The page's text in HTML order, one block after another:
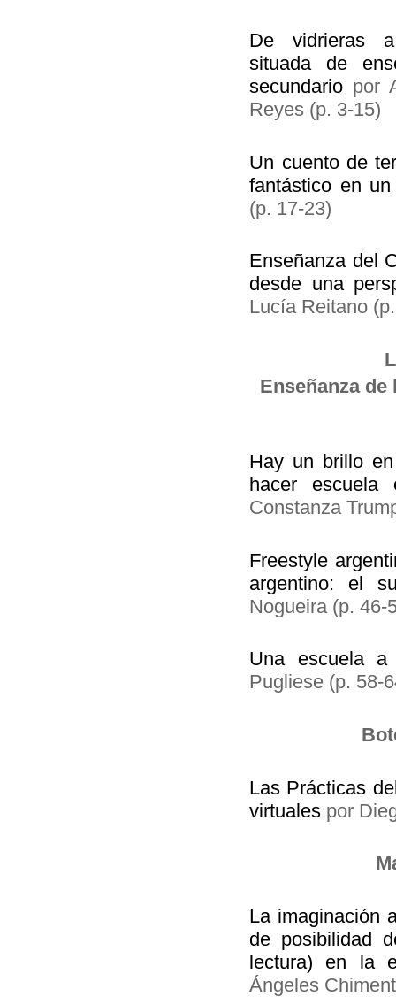
De vidrieras a
situada de
secundario por
Reyes (p. 3-15)
Un cuento de
fantástico en
(p. 17-23)
Enseñanza del
desde una
Lucía Reitano
Enseñanza
Hay un brillo
hacer escuela
Constanza
Freestyle
argentino: el
Nogueira (p. 46-
Una escuela
Pugliese (p. 58-
Las Prácticas
virtuales por
La imaginación
de posibilidad
lectura) en la
Ángeles